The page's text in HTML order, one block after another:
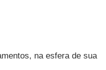
na esfera de sua